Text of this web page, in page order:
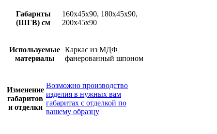
Габариты
(ШГВ) см
160х45х90, 180х45х90,
200х45х90
Используемые
материалы
Каркас из МДФ
фанерованный шпоном
Изменение
габаритов
и отделки
Возможно производство
изделия в нужных вам
габаритах с отделкой по
вашему образцу